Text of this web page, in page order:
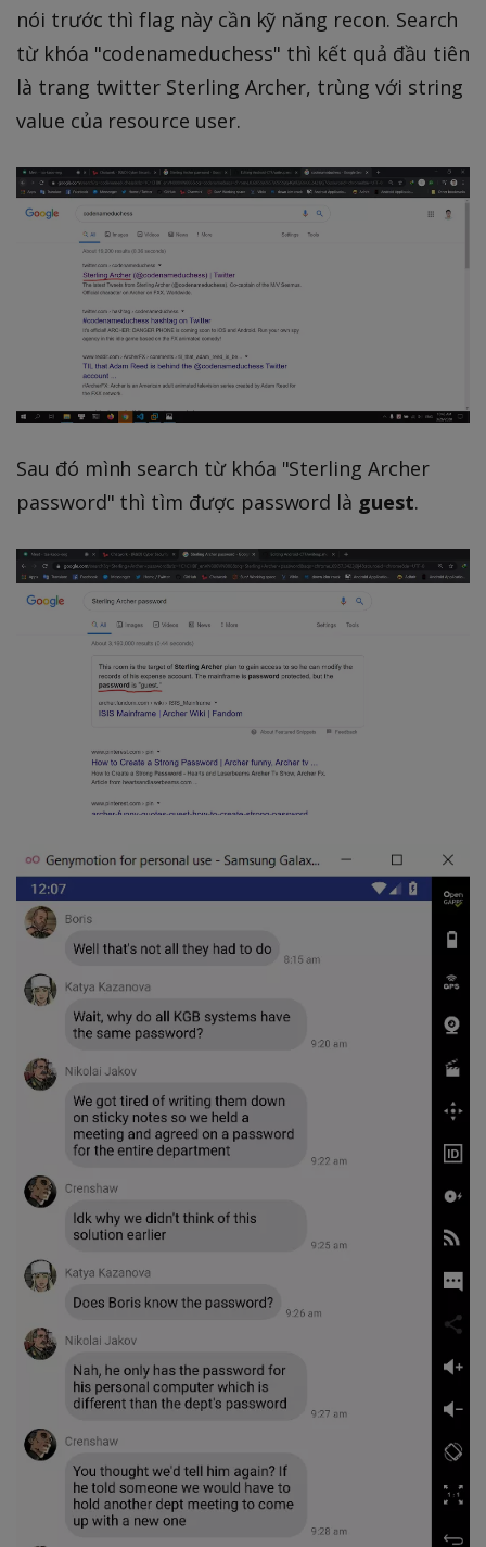
nói trước thì flag này cần kỹ năng recon. Search
từ khóa "codenameduchess" thì kết quả đầu tiên
là trang twitter Sterling Archer, trùng với string
value của resource user.
Sau đó mình search từ khóa "Sterling Archer
password" thì tìm được password là guest.